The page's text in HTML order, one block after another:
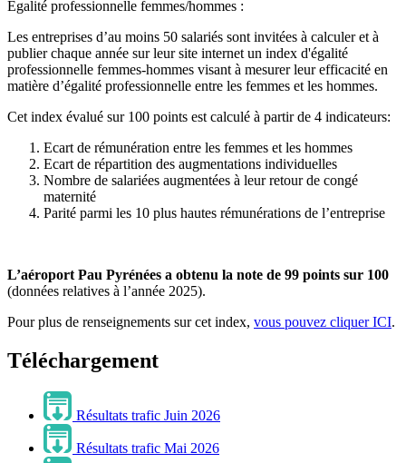
Egalité professionnelle femmes/hommes :
Les entreprises d’au moins 50 salariés sont invitées à calculer et à
publier chaque année sur leur site internet un index d'égalité
professionnelle femmes-hommes visant à mesurer leur efficacité en
matière d’égalité professionnelle entre les femmes et les hommes.
Cet index évalué sur 100 points est calculé à partir de 4 indicateurs:
Ecart de rémunération entre les femmes et les hommes
Ecart de répartition des augmentations individuelles
Nombre de salariées augmentées à leur retour de congé
maternité
Parité parmi les 10 plus hautes rémunérations de l’entreprise
L’aéroport Pau Pyrénées a obtenu la note de 99 points sur 100
(données relatives à l’année 2025).
Pour plus de renseignements sur cet index, vous pouvez cliquer ICI.
Téléchargement
Résultats trafic Juin 2026
Résultats trafic Mai 2026